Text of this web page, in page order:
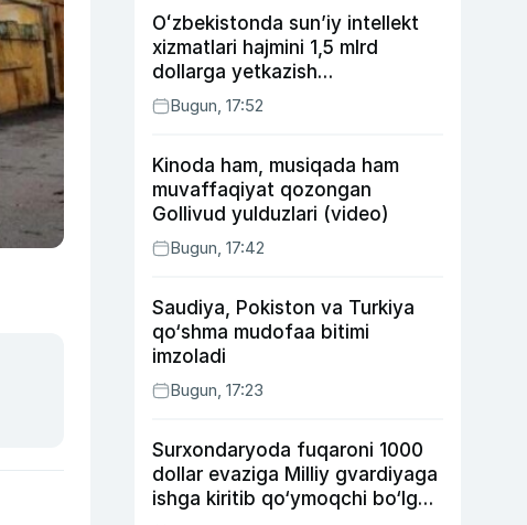
Oʻzbekistonda sunʼiy intellekt
xizmatlari hajmini 1,5 mlrd
dollarga yetkazish
rejalashtirilmoqda
Bugun, 17:52
Kinoda ham, musiqada ham
muvaffaqiyat qozongan
Gollivud yulduzlari (video)
Bugun, 17:42
Saudiya, Pokiston va Turkiya
qo‘shma mudofaa bitimi
imzoladi
Bugun, 17:23
Surxondaryoda fuqaroni 1000
dollar evaziga Milliy gvardiyaga
ishga kiritib qo‘ymoqchi bo‘lgan